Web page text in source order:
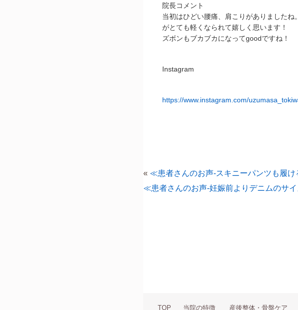
院長コメント
当初はひどい腰痛、肩こりがありました
がとても軽くなられて嬉しく思います！
ズボンもブカブカになってgoodですね！
Instagram
https://www.instagram.com/
« ≪患者さんのお声-スキニーパンツも履
≪患者さんのお声-妊娠前よりデニムのサ
TOP 当院の特徴 産後整体・骨盤ケア